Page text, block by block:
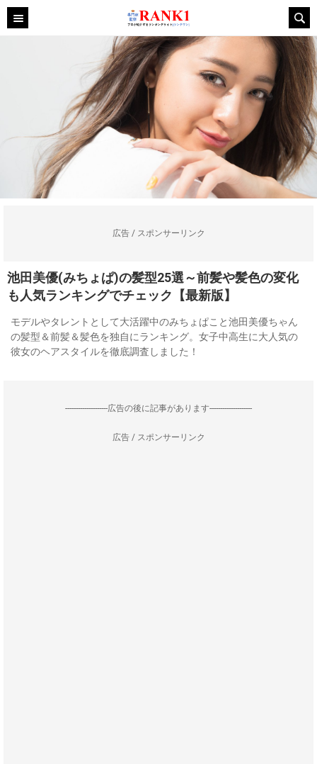
広告 / スポンサーリンク
池田美優(みちょぱ)の髪型25選～前髪や髪色の変化
も人気ランキングでチェック【最新版】
モデルやタレントとして大活躍中のみちょぱこと池田美優ちゃん
の髪型＆前髪＆髪色を独自にランキング。女子中高生に大人気の
彼女のヘアスタイルを徹底調査しました！
--------------------広告の後に記事があります--------------------
広告 / スポンサーリンク